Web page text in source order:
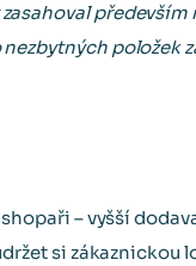
položek
– vyšší
si zákaznickou